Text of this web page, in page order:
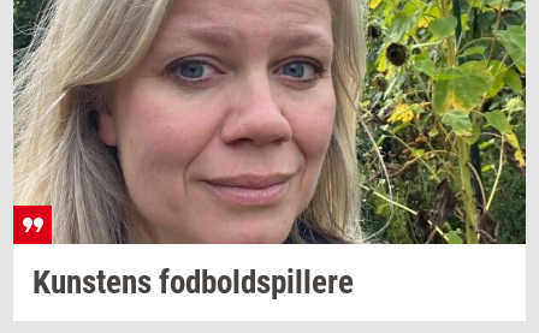
Kun­stensfod­bold­spil­le­re